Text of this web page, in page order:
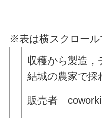
※表は横スクロール
収穫から製造，
結城の農家で採
販売者